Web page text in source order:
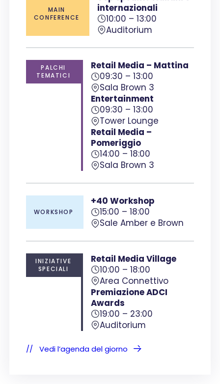
MAIN
CONFERENCE
internazionali
10:00 – 13:00
Auditorium
PALCHI
TEMATICI
Retail Media – Mattina
09:30 – 13:00
Sala Brown 3
Entertainment
09:30 – 13:00
Tower Lounge
Retail Media –
Pomeriggio
14:00 – 18:00
Sala Brown 3
WORKSHOP
+40Workshop
15:00 – 18:00
Sale Amber e Brown
INIZIATIVE
SPECIALI
Retail Media Village
10:00 – 18:00
Area Connettivo
Premiazione ADCI
Awards
19:00 – 23:00
Auditorium
Vedi l’agenda del giorno